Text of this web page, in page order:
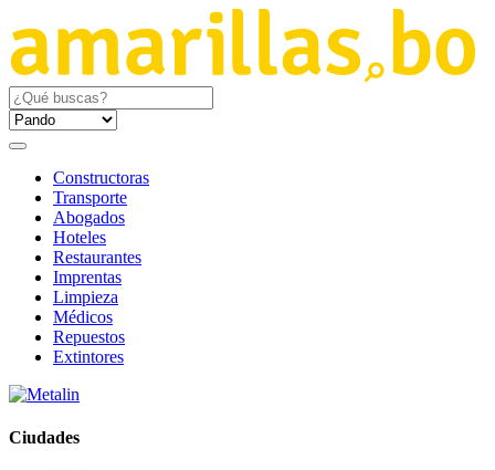
Constructoras
Transporte
Abogados
Hoteles
Restaurantes
Imprentas
Limpieza
Médicos
Repuestos
Extintores
Ciudades